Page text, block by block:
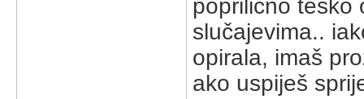
poprilično teško
slučajevima..
opirala, imaš
ako uspiješ